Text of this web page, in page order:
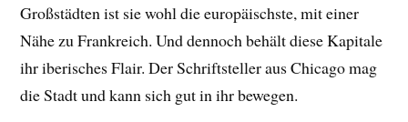
Großstädten ist sie wohl die europäischste, mit einer
Nähe zu Frankreich. Und dennoch behält diese Kapitale
ihr iberisches Flair. Der Schriftsteller aus Chicago mag
die Stadt und kann sich gut in ihr bewegen.